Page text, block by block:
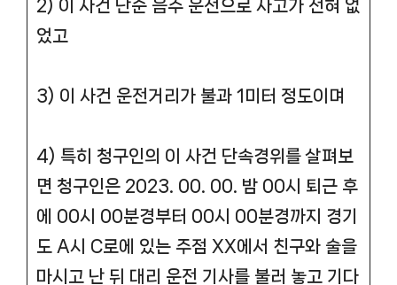
2) 이 사건 단순 음주 운전으로 사고가 전혀 없
었고
3) 이 사건 운전거리가 불과 1미터 정도이며
4) 특히 청구인의 이 사건 단속경위를 살펴보
면 청구인은 2023. 00. 00. 밤 00시 퇴근 후
에 00시 00분경부터 00시 00분경까지 경기
도 A시 C로에 있는 주점 XX에서 친구와 술을
마시고 난 뒤 대리 운전 기사를 불러 놓고 기다